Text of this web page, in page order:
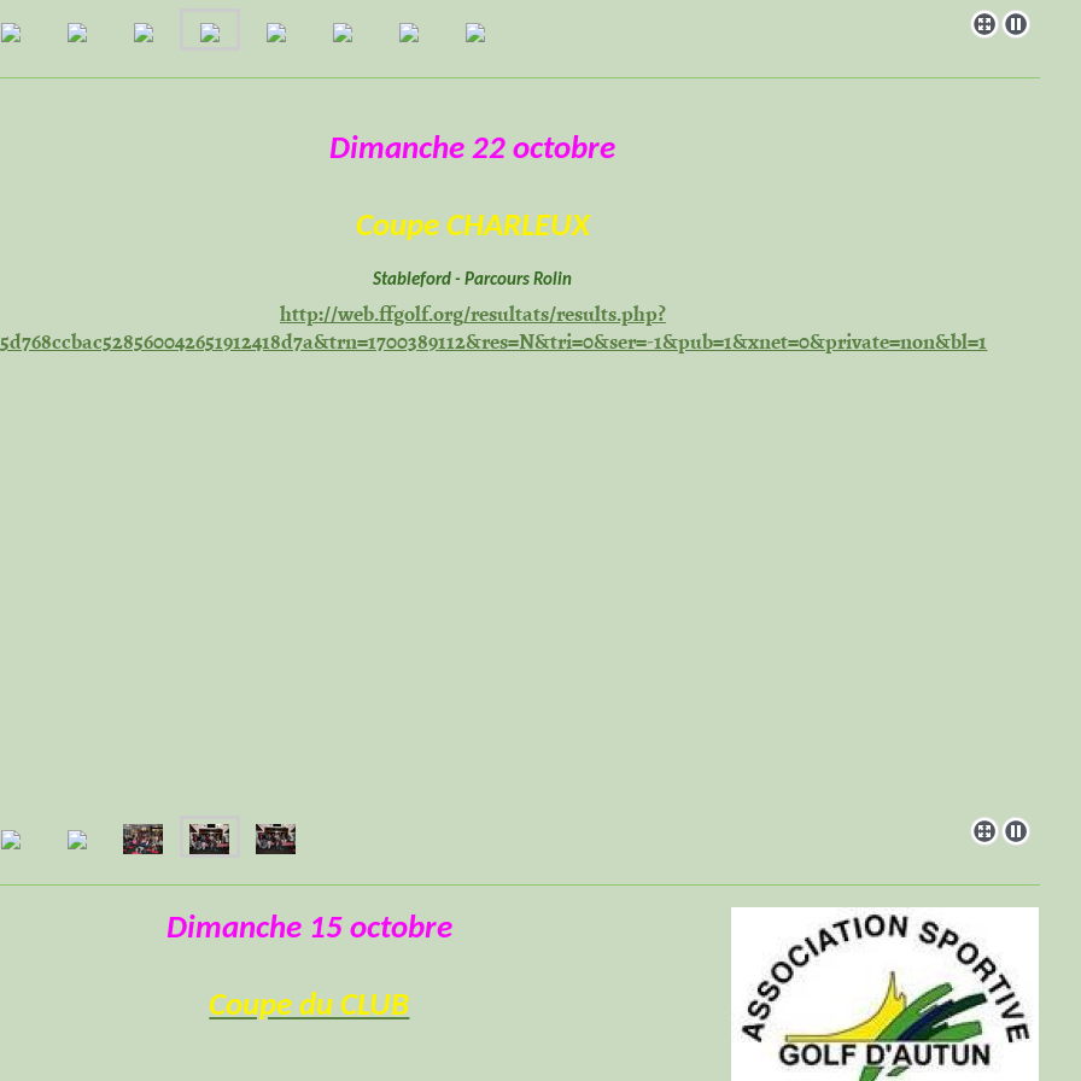
Dimanche 22 octobre
Coupe CHARLEUX
Stableford - Parcours Rolin
http://web.ffgolf.org/resultats/results.php?
1&pub=1&xnet=0&private=non&bl=1
Dimanche 15 octobre
Coupe du CLUB